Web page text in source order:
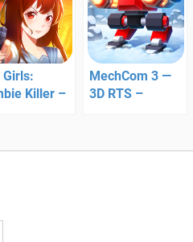
Girls:
Killer –
MechCom 3 —
3D RTS –